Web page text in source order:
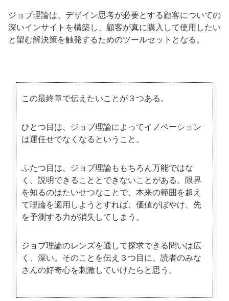
ジョブ理論は、デザイン思考が必要とする顧客についての
深いインサイトを構築し、顧客が真に購入して使用したい
と望む解決策を触発するためのツールセットとなる。
この最終章で伝えたいことが３つある。
ひとつ目は、ジョブ理論によってイノベーション
は運任せでなくなるということ。
ふたつ目は、ジョブ理論ももちろん万能ではな
く、説明できることとできないことがある。限界
を知るのはたいせつなことで、本来の範囲を超え
て理論を適用しようとすれば、価値がぼやけ、先
を予測する力が消失してしまう。
ジョブ理論のレンズを通して探求できる問いは広
く、深い。そのことを伝え３つ目に、読者のみな
さんの好奇心を刺激していけたらと思う。